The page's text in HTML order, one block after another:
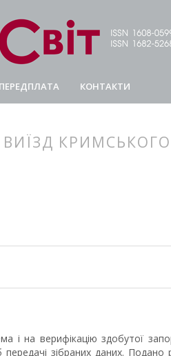
ПЕРЕДПЛАТА КОНТАКТИ
КРИМСЬКОГО
і на верифікацію здобутої
зібраних даних.